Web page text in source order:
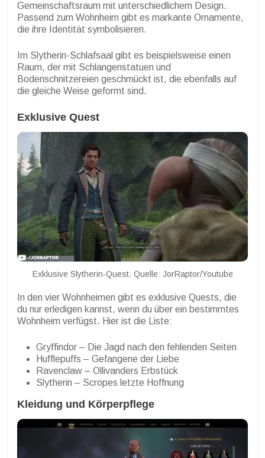
Gemeinschaftsraum mit unterschiedlichem Design.
Passend zum Wohnheim gibt es markante Ornamente,
die ihre Identität symbolisieren.
Im Slytherin-Schlafsaal gibt es beispielsweise einen
Raum, der mit Schlangenstatuen und
Bodenschnitzereien geschmückt ist, die ebenfalls auf
die gleiche Weise geformt sind.
Exklusive Quest
Exklusive Slytherin-Quest. Quelle: JorRaptor/Youtube
In den vier Wohnheimen gibt es exklusive Quests, die
du nur erledigen kannst, wenn du über ein bestimmtes
Wohnheim verfügst. Hier ist die Liste:
Gryffindor – Die Jagd nach den fehlenden Seiten
Hufflepuffs – Gefangene der Liebe
Ravenclaw – Ollivanders Erbstück
Slytherin – Scropes letzte Hoffnung
Kleidung und Körperpflege